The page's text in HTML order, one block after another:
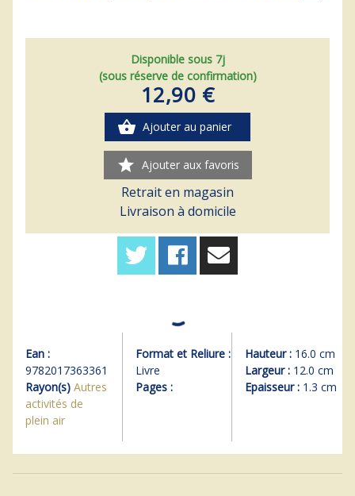
Disponible sous 7j
(sous réserve de confirmation)
12,90 €
shopping_basket Ajouter au panier
star Ajouter aux favoris
Retrait en magasin
Livraison à domicile
Ean :
9782017363361
Rayon(s) Autres
activités de
plein air
Format et Reliure :
Livre
Pages :
Hauteur : 16.0 cm
Largeur : 12.0 cm
Epaisseur : 1.3 cm